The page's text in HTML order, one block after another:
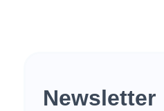
Newsletter